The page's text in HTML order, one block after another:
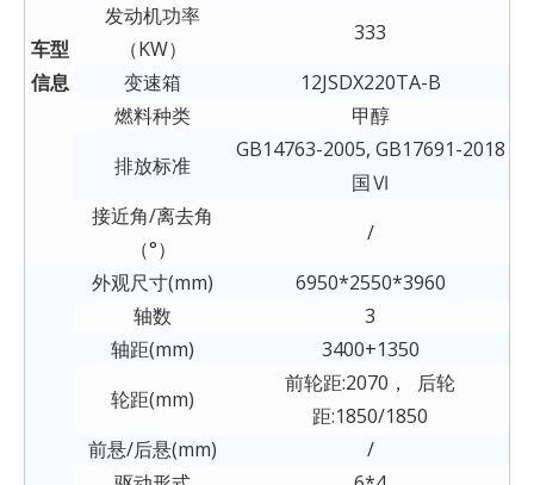
车型
信息
发动机功率
（KW）
333
变速箱
12JSDX220TA-B
燃料种类
甲醇
排放标准
GB14763-2005, GB17691-2018
国Ⅵ
接近角/离去角
（°）
/
外观尺寸(mm)
6950*2550*3960
轴数
3
轴距(mm)
3400+1350
轮距(mm)
前轮距:2070， 后轮
距:1850/1850
前悬/后悬(mm)
/